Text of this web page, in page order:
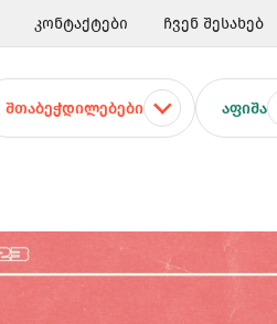
კონტაქტები ჩვენ შესახებ
ᲨᲗᲐᲑᲔᲭᲓᲘᲚᲔᲑᲔᲑᲘ ᲐᲤᲘᲨᲐ